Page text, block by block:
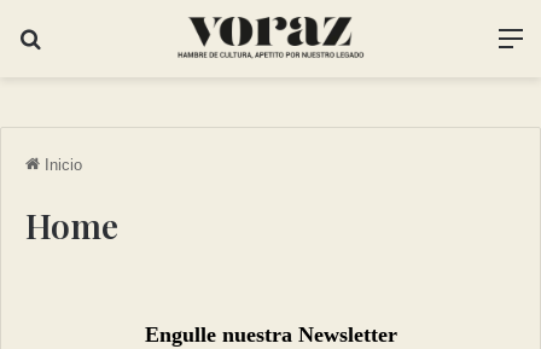
Inicio
Home
Engulle nuestra Newsletter